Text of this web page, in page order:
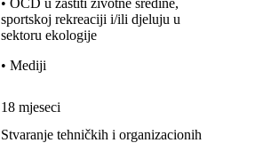
sportskoj rekreaciji i/ili djeluju u
sektoru ekologije
• Mediji
18 mjeseci
Stvaranje tehničkih i organizacionih